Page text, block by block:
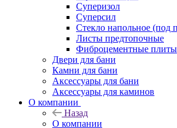
Суперизол
Суперсил
Стекло напольное (под
Листы предтопочные
Фиброцементные плиты
Двери для бани
Камни для бани
Аксессуары для бани
Аксессуары для каминов
О компании
Назад
О компании